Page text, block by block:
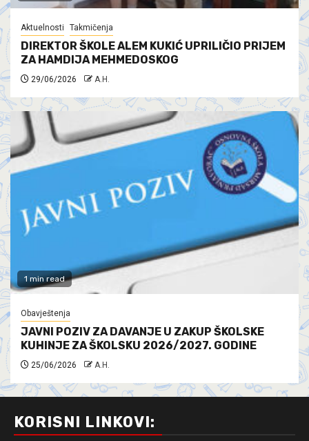
Aktuelnosti Takmičenja
DIREKTOR ŠKOLE ALEM KUKIĆ UPRILIČIO PRIJEM
ZA HAMDIJA MEHMEDOSKOG
29/06/2026 A.H.
1 min read
Obavještenja
JAVNI POZIV ZA DAVANJE U ZAKUP ŠKOLSKE
KUHINJE ZA ŠKOLSKU 2026/2027. GODINE
25/06/2026 A.H.
KORISNI LINKOVI: